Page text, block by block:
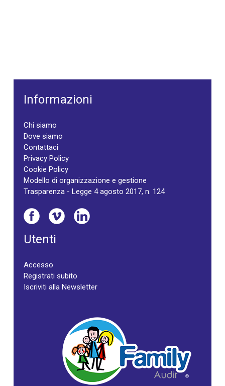
Informazioni
Chi siamo
Dove siamo
Contattaci
Privacy Policy
Cookie Policy
Modello di organizzazione e gestione
Trasparenza - Legge 4 agosto 2017, n. 124
Utenti
Accesso
Registrati subito
Iscriviti alla Newsletter